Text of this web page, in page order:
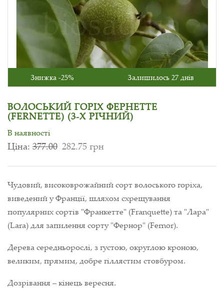
Знижка -25% Залишилось 27 днів
ВОЛОСЬКИЙ ГОРІХ ФЕРНЕТТЕ
(FERNETTE) (3-Х РІЧНИЙ)
В наявності
Ціна: 377.00 282.75 грн
Чудовий, високоврожайний сорт волоського горіха,
виведений у Франції, шляхом схрещування
популярних сортів "Франкетте" (Franquette) та "Лара"
(Lara) для запилення сорту "Фернор" (Fernor).
Дерева середньорослі, з густою, округлою кроною,
великим, прямим, добре гіллястим стовбуром.
Дозрівання – кінець вересня.